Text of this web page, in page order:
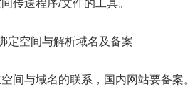
传送程序/文件的工具。
定空间与解析域名及备案
间与域名的联系，国内网站要备案